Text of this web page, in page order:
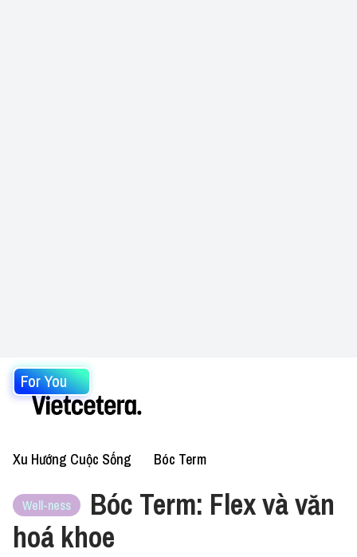
For You
Xu Hướng Cuộc Sống Bóc Term
Well-ness
Bóc Term: Flex và văn
hoá khoe